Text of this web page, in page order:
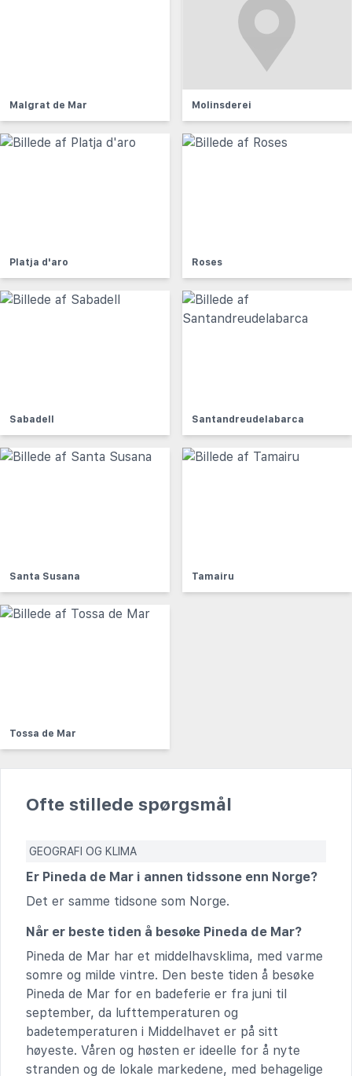
Malgrat de Mar Molinsderei
Platja d'aro Roses
Sabadell Santandreudelabarca
Santa Susana Tamairu
Tossa de Mar
Ofte stillede spørgsmål
GEOGRAFI OG KLIMA
Er Pineda de Mar i annen tidssone enn Norge?
Det er samme tidsone som Norge.
Når er beste tiden å besøke Pineda de Mar?
Pineda de Mar har et middelhavsklima, med varme
somre og milde vintre. Den beste tiden å besøke
Pineda de Mar for en badeferie er fra juni til
september, da lufttemperaturen og
badetemperaturen i Middelhavet er på sitt
høyeste. Våren og høsten er ideelle for å nyte
stranden og de lokale markedene, med behagelige